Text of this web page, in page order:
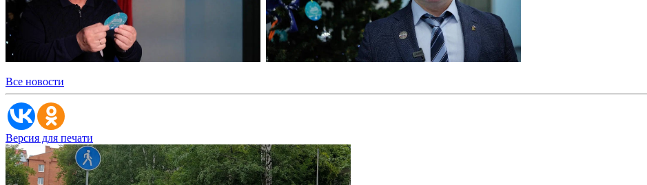
Все новости
Версия для печати